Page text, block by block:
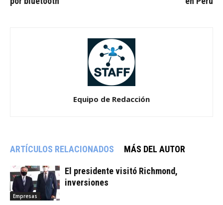
Equipo de Redacción
ARTÍCULOS RELACIONADOS MÁS DEL AUTOR
Empresas
El presidente visitó Richmond,
inversiones